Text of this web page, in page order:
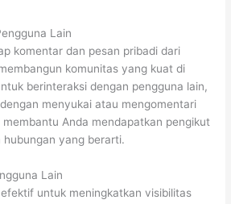
Lain
komentar dan pesan pribadi dari
komunitas yang kuat di
berinteraksi dengan pengguna lain,
menyukai atau mengomentari
Anda mendapatkan pengikut
hubungan yang berarti.
Lain
untuk meningkatkan visibilitas